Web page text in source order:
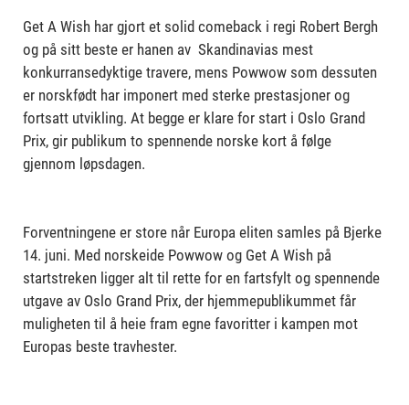
Get A Wish har gjort et solid comeback i regi Robert Bergh
og på sitt beste er hanen av Skandinavias mest
konkurransedyktige travere, mens Powwow som dessuten
er norskfødt har imponert med sterke prestasjoner og
fortsatt utvikling. At begge er klare for start i Oslo Grand
Prix, gir publikum to spennende norske kort å følge
gjennom løpsdagen.
Forventningene er store når Europa eliten samles på Bjerke
14. juni. Med norskeide Powwow og Get A Wish på
startstreken ligger alt til rette for en fartsfylt og spennende
utgave av Oslo Grand Prix, der hjemmepublikummet får
muligheten til å heie fram egne favoritter i kampen mot
Europas beste travhester.